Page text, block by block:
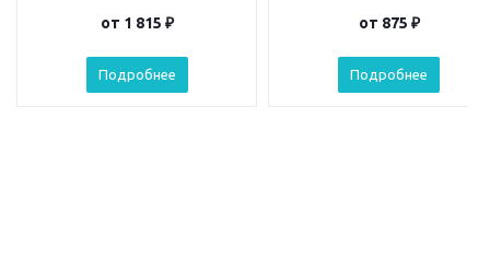
от 1 815 ₽
Подробнее
от 875 ₽
Подробнее